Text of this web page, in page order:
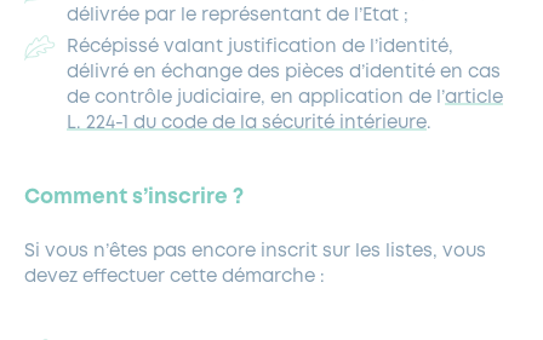
délivrée par le représentant de l’Etat ;
Récépissé valant justification de l’identité,
délivré en échange des pièces d’identité en cas
de contrôle judiciaire, en application de l’article
L. 224-1 du code de la sécurité intérieure.
Comment s’inscrire ?
Si vous n’êtes pas encore inscrit sur les listes, vous
devez effectuer cette démarche :